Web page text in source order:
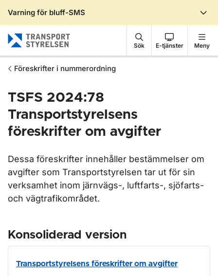
Varning för bluff-SMS
Sök E-tjänster Meny
Föreskrifter i nummerordning
TSFS 2024:78
Transportstyrelsens
föreskrifter om avgifter
Dessa föreskrifter innehåller bestämmelser om
avgifter som Transportstyrelsen tar ut för sin
verksamhet inom järnvägs-, luftfarts-, sjöfarts-
och vägtrafikområdet.
Konsoliderad version
Transportstyrelsens föreskrifter om avgifter